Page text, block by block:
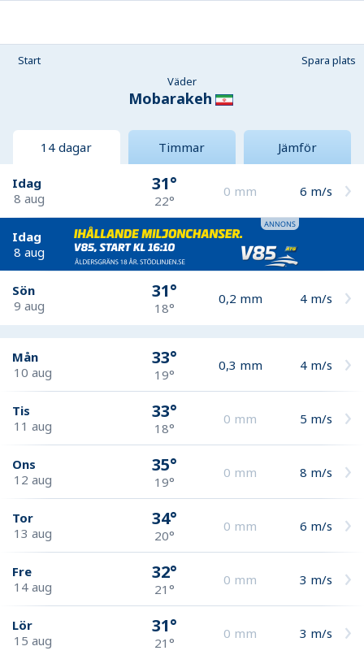
Start
Spara plats
Väder
Mobarakeh
14 dagar Timmar Jämför
Idag
8 aug
31°
22°
0 mm 6 m/s
Idag
8 aug
Sön
9 aug
31°
18°
0,2 mm 4 m/s
Mån
10 aug
33°
19°
0,3 mm 4 m/s
Tis
11 aug
33°
18°
0 mm 5 m/s
Ons
12 aug
35°
19°
0 mm 8 m/s
Tor
13 aug
34°
20°
0 mm 6 m/s
Fre
14 aug
32°
21°
0 mm 3 m/s
Lör
15 aug
31°
21°
0 mm 3 m/s